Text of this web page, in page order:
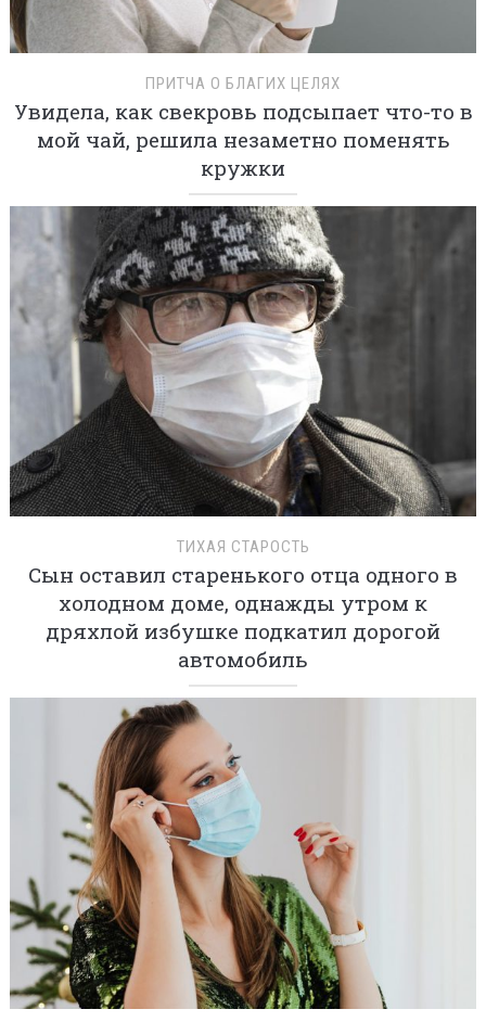
ПРИТЧА О БЛАГИХ ЦЕЛЯХ
Увидела, как свекровь подсыпает что-то в
мой чай, решила незаметно поменять
кружки
ТИХАЯ СТАРОСТЬ
Сын оставил старенького отца одного в
холодном доме, однажды утром к
дряхлой избушке подкатил дорогой
автомобиль